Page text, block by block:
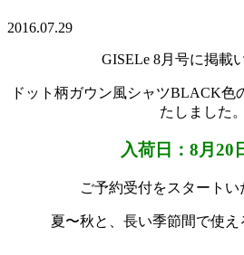
2016.07.29
GISELe 8月号に掲載
ドット柄ガウン風シャツBLACK色
たしました。
入荷日：8月20
ご予約受付をスタートい
夏〜秋と、長い季節間で使え